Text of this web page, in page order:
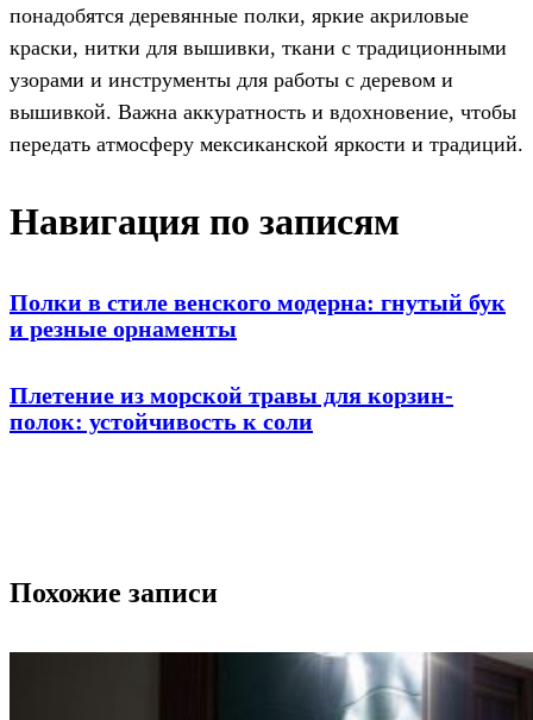
понадобятся деревянные полки, яркие акриловые
краски, нитки для вышивки, ткани с традиционными
узорами и инструменты для работы с деревом и
вышивкой. Важна аккуратность и вдохновение, чтобы
передать атмосферу мексиканской яркости и традиций.
Навигация по записям
Полки в стиле венского модерна: гнутый бук
и резные орнаменты
Плетение из морской травы для корзин-
полок: устойчивость к соли
Похожие записи